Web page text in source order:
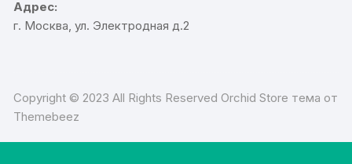
Адрес:
г. Москва, ул. Электродная д.2
Copyright © 2023 All Rights Reserved Orchid Store тема от
Themebeez